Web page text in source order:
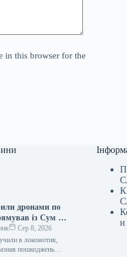
in this browser for the
дронами по
із Сум до
Сер 8, 2026
в локомотив,
пошкоджень
и